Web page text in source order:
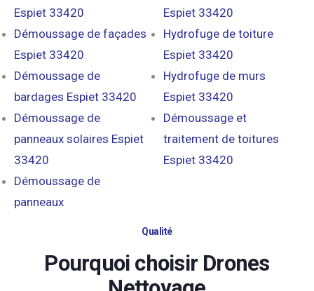
Espiet 33420
Démoussage de façades
Espiet 33420
Démoussage de
bardages Espiet 33420
Démoussage de
panneaux solaires Espiet
33420
Démoussage de
panneaux
Espiet 33420
Hydrofuge de toiture
Espiet 33420
Hydrofuge de murs
Espiet 33420
Démoussage et
traitement de toitures
Espiet 33420
Qualité
Pourquoi choisir Drones